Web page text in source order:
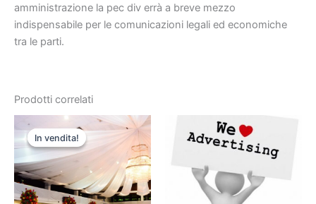
amministrazione la pec div errà a breve mezzo
indispensabile per le comunicazioni legali ed economiche
tra le parti.
Prodotti correlati
In vendita!
In vendita!
Il
prezzo
originale
era:
€22.000,00.
Il
prezzo
attuale
€450,00.